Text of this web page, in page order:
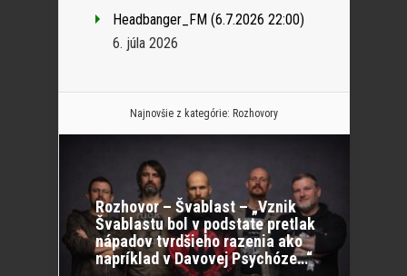
Headbanger_FM (6.7.2026 22:00)
6. júla 2026
Najnovšie z kategórie: Rozhovory
Rozhovor – Švablast – „Vznik
Švablastu bol v podstate pretlak
nápadov tvrdšieho razenia ako
napríklad v Davovej Psychóze…“